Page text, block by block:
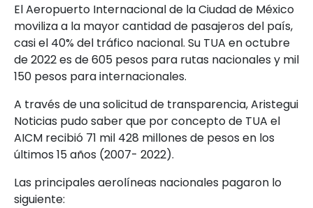
El Aeropuerto Internacional de la Ciudad de México
moviliza a la mayor cantidad de pasajeros del país,
casi el 40% del tráfico nacional. Su TUA en octubre
de 2022 es de 605 pesos para rutas nacionales y mil
150 pesos para internacionales.
A través de una solicitud de transparencia, Aristegui
Noticias pudo saber que por concepto de TUA el
AICM recibió 71 mil 428 millones de pesos en los
últimos 15 años (2007- 2022).
Las principales aerolíneas nacionales pagaron lo
siguiente: